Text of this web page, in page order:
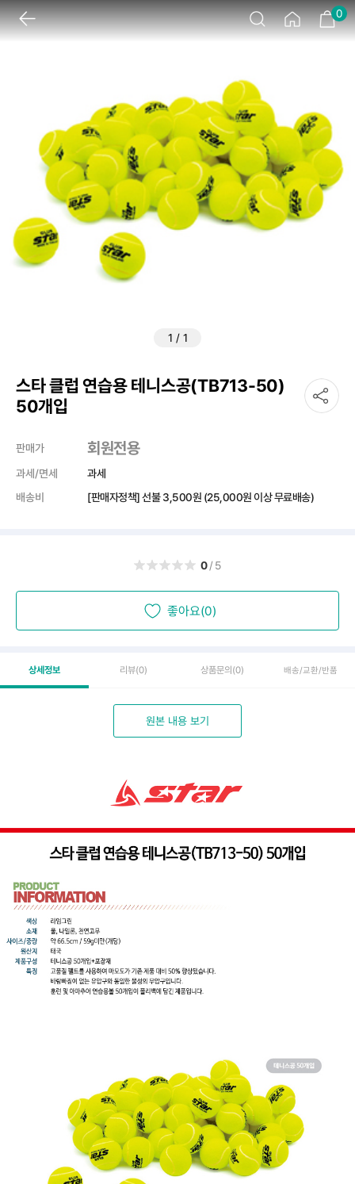
0
1 / 1
스타 클럽 연습용 테니스공(TB713-50)
50개입
판매가 회원전용
과세/면세
과세
배송비
[판매자정책] 선불 3,500원 (25,000원 이상 무료배송)
0/5
좋아요(0)
상세정보 리뷰(0) 상품문의 (0) 배송/교환/반품
원본 내용 보기